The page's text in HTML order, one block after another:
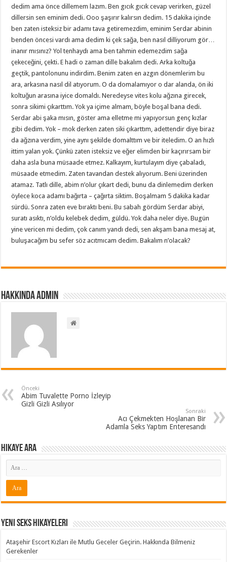
dedim ama önce dillemem lazım. Ben gıcık gıcık cevap verirken, güzel
dillersin sen eminim dedi. Ooo şaşırır kalırsın dedim. 15 dakika içinde
ben zaten isteksiz bir adamı tava getiremezdim, eminim Serdar abinin
benden öncesi vardı ama dedim ki çek sağa, ben nasıl dilliyorum gör…
inanır mısınız? Yol tenhaydı ama ben tahmin edemezdim sağa
çekeceğini, çekti. E hadi o zaman dille bakalım dedi. Arka koltuğa
geçtik, pantolonunu indirdim. Benim zaten en azgın dönemlerim bu
ara, arkasına nasıl dil atıyorum. O da domalamıyor o dar alanda, ön iki
koltuğun arasına iyice domaldı. Neredeyse vites kolu ağzına girecek,
sonra sikimi çıkarttım. Yok ya içime almam, böyle boşal bana dedi.
Serdar abi şaka mısın, göster ama elletme mi yapıyorsun genç kızlar
gibi dedim. Yok – mok derken zaten siki çıkarttım, adettendir diye biraz
da ağzına verdim, yine aynı şekilde domalttım ve bir iteledim. O an hızlı
ittim yalan yok. Çünkü zaten isteksiz ve eğer elimden bir kaçırırsam bir
daha asla buna müsaade etmez. Kalkayım, kurtulayım diye çabaladı,
müsaade etmedim. Zaten tavandan destek alıyorum. Beni üzerinden
atamaz. Tatlı dille, abim n’olur çıkart dedi, bunu da dinlemedim derken
öylece koca adamı bağırta – çağırta siktim. Boşalmam 5 dakika kadar
sürdü. Sonra zaten eve bıraktı beni. Bu sabah gördüm Serdar abiyi,
suratı asıktı, n’oldu kelebek dedim, güldü. Yok daha neler diye. Bugün
yine vericen mi dedim, çok canım yandı dedi, sen akşam bana mesaj at,
buluşacağım bu sefer söz acıtmıcam dedim. Bakalım n’olacak?
Hakkında admin
Önceki
Abim Tuvalette Porno İzleyip
Gizli Gizli Asılıyor
Sonraki
Acı Çekmekten Hoşlanan Bir
Adamla Seks Yaptım Enteresandı
Hikaye ARA
Yeni Seks Hikayeleri
Ataşehir Escort Kızları ile Mutlu Geceler Geçirin. Hakkında Bilmeniz
Gerekenler